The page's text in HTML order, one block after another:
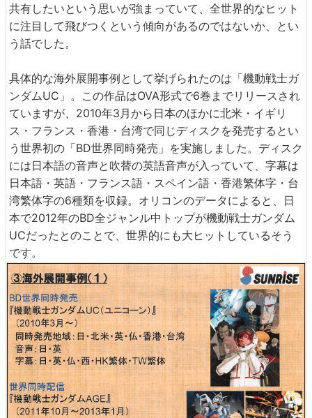
共有したいという思いが強まっていて、全世界的なヒット
に注目して飛びつくという傾向があるのではないか、とい
う話でした。
具体的な海外展開事例として挙げられたのは「機動戦士ガ
ンダムUC」。この作品はOVA形式で6巻までリリースされ
ていますが、2010年3月から日本のほかに北米・イギリ
ス・フランス・香港・台湾で同じディスクを発売するとい
う世界初の「BD世界同時発売」を実施しました。ディスク
には日本語の音声と吹替の英語音声が入っていて、字幕は
日本語・英語・フランス語・スペイン語・香港繁体字・台
湾繁体字の6種類を収録。オリコンのデータによると、日
本で2012年のBD全ジャンル中トップが機動戦士ガンダム
UCだったとのことで、世界的にも大ヒットしているそう
です。